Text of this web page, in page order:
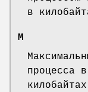
в
M
процесса